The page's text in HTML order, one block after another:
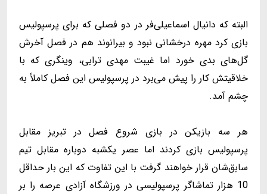
البته که دانیال اسماعیلی‌فر در دو فصلی که برای پرسپولیس
بازی کرد مهره درخشانی نبود و بیرانوند هم در فصل آخرش
گل‌های بدی خورد اما غیبت مهدی ترابی، وینگری که با
خلاقیتش کار را پیش می‌برد در پرسپولیس این فصل کاملاً به
چشم آمد.
هر سه بازیکن در بازی شروع فصل در تبریز مقابل
پرسپولیس بازی کردند اما عصر یکشبه دوباره مقابل تیم
سابق‌شان قرار خواهند گرفت با این تفاوت که این بار حداقل
10 هزار تماشاگر پرسپولیسی در ورزشگاه آزادی عرصه را بر